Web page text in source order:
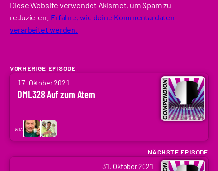
Diese Website verwendet Akismet, um Spam zu
reduzieren. Erfahre, wie deine Kommentardaten
verarbeitet werden.
VORHERIGE EPISODE
17. Oktober 2021
DML328 Auf zum Atem
von
von
Arne
Codenaga,
Holger
NÄCHSTE EPISODE
31. Oktober 2021
von